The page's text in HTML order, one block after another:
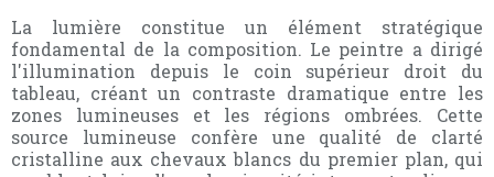
La lumière constitue un élément stratégique
fondamental de la composition. Le peintre a dirigé
l'illumination depuis le coin supérieur droit du
tableau, créant un contraste dramatique entre les
zones lumineuses et les régions ombrées. Cette
source lumineuse confère une qualité de clarté
cristalline aux chevaux blancs du premier plan, qui